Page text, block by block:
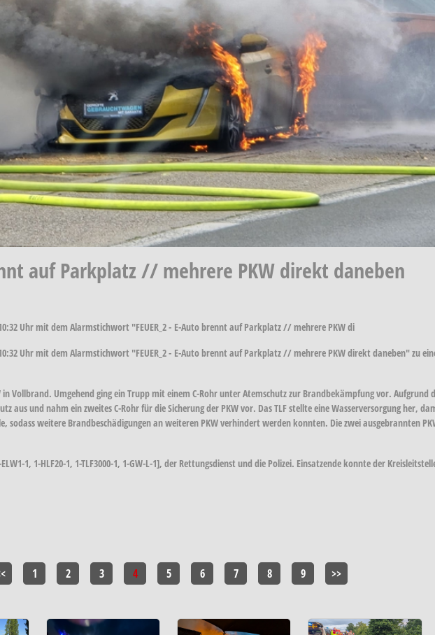
auf Parkplatz // mehrere PKW direkt daneben
Uhr mit dem Alarmstichwort "FEUER_2 - E-Auto brennt auf Parkplatz // mehrere PKW di
Uhr mit dem Alarmstichwort "FEUER_2 - E-Auto brennt auf Parkplatz // mehrere PKW direkt daneben" zu
Vollbrand. Umgehend ging ein Trupp mit einem C-Rohr unter Atemschutz zur Brandbekämpfung vor. Aufgrund
aus und nahm ein zweites C-Rohr für die Sicherung der PKW vor. Das TLF stellte eine Wasserversorgung her,
sodass weitere Brandbeschädigungen an weiteren PKW verhindert werden konnten. Die zwei ausgebrannten
1, 1-HLF20-1, 1-TLF3000-1, 1-GW-L-1], der Rettungsdienst und die Polizei. Einsatzende konnte der
1 2 3 4 5 6 7 8 9 >>